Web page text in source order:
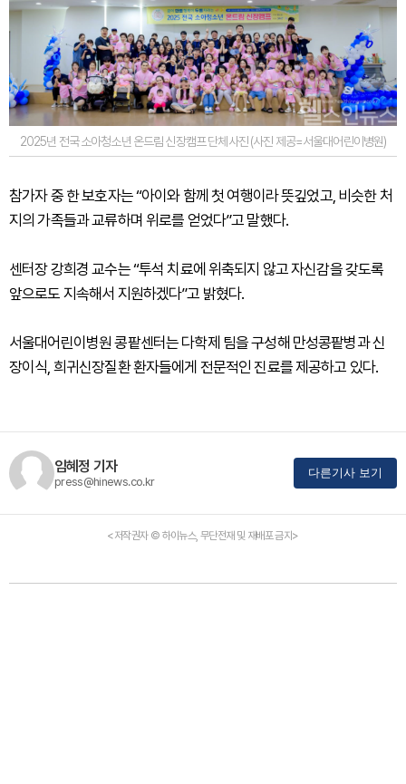
2025년 전국 소아청소년 온드림 신장캠프 단체사진 (사진 제공=서울대어린이병원)
참가자 중 한 보호자는 “아이와 함께 첫 여행이라 뜻깊었고, 비슷한 처
지의 가족들과 교류하며 위로를 얻었다”고 말했다.
센터장 강희경 교수는 “투석 치료에 위축되지 않고 자신감을 갖도록
앞으로도 지속해서 지원하겠다”고 밝혔다.
서울대어린이병원 콩팥센터는 다학제 팀을 구성해 만성콩팥병과 신
장이식, 희귀신장질환 환자들에게 전문적인 진료를 제공하고 있다.
임혜정 기자
press@hinews.co.kr
다른기사 보기
<저작권자 © 하이뉴스, 무단전재 및 재배포 금지>